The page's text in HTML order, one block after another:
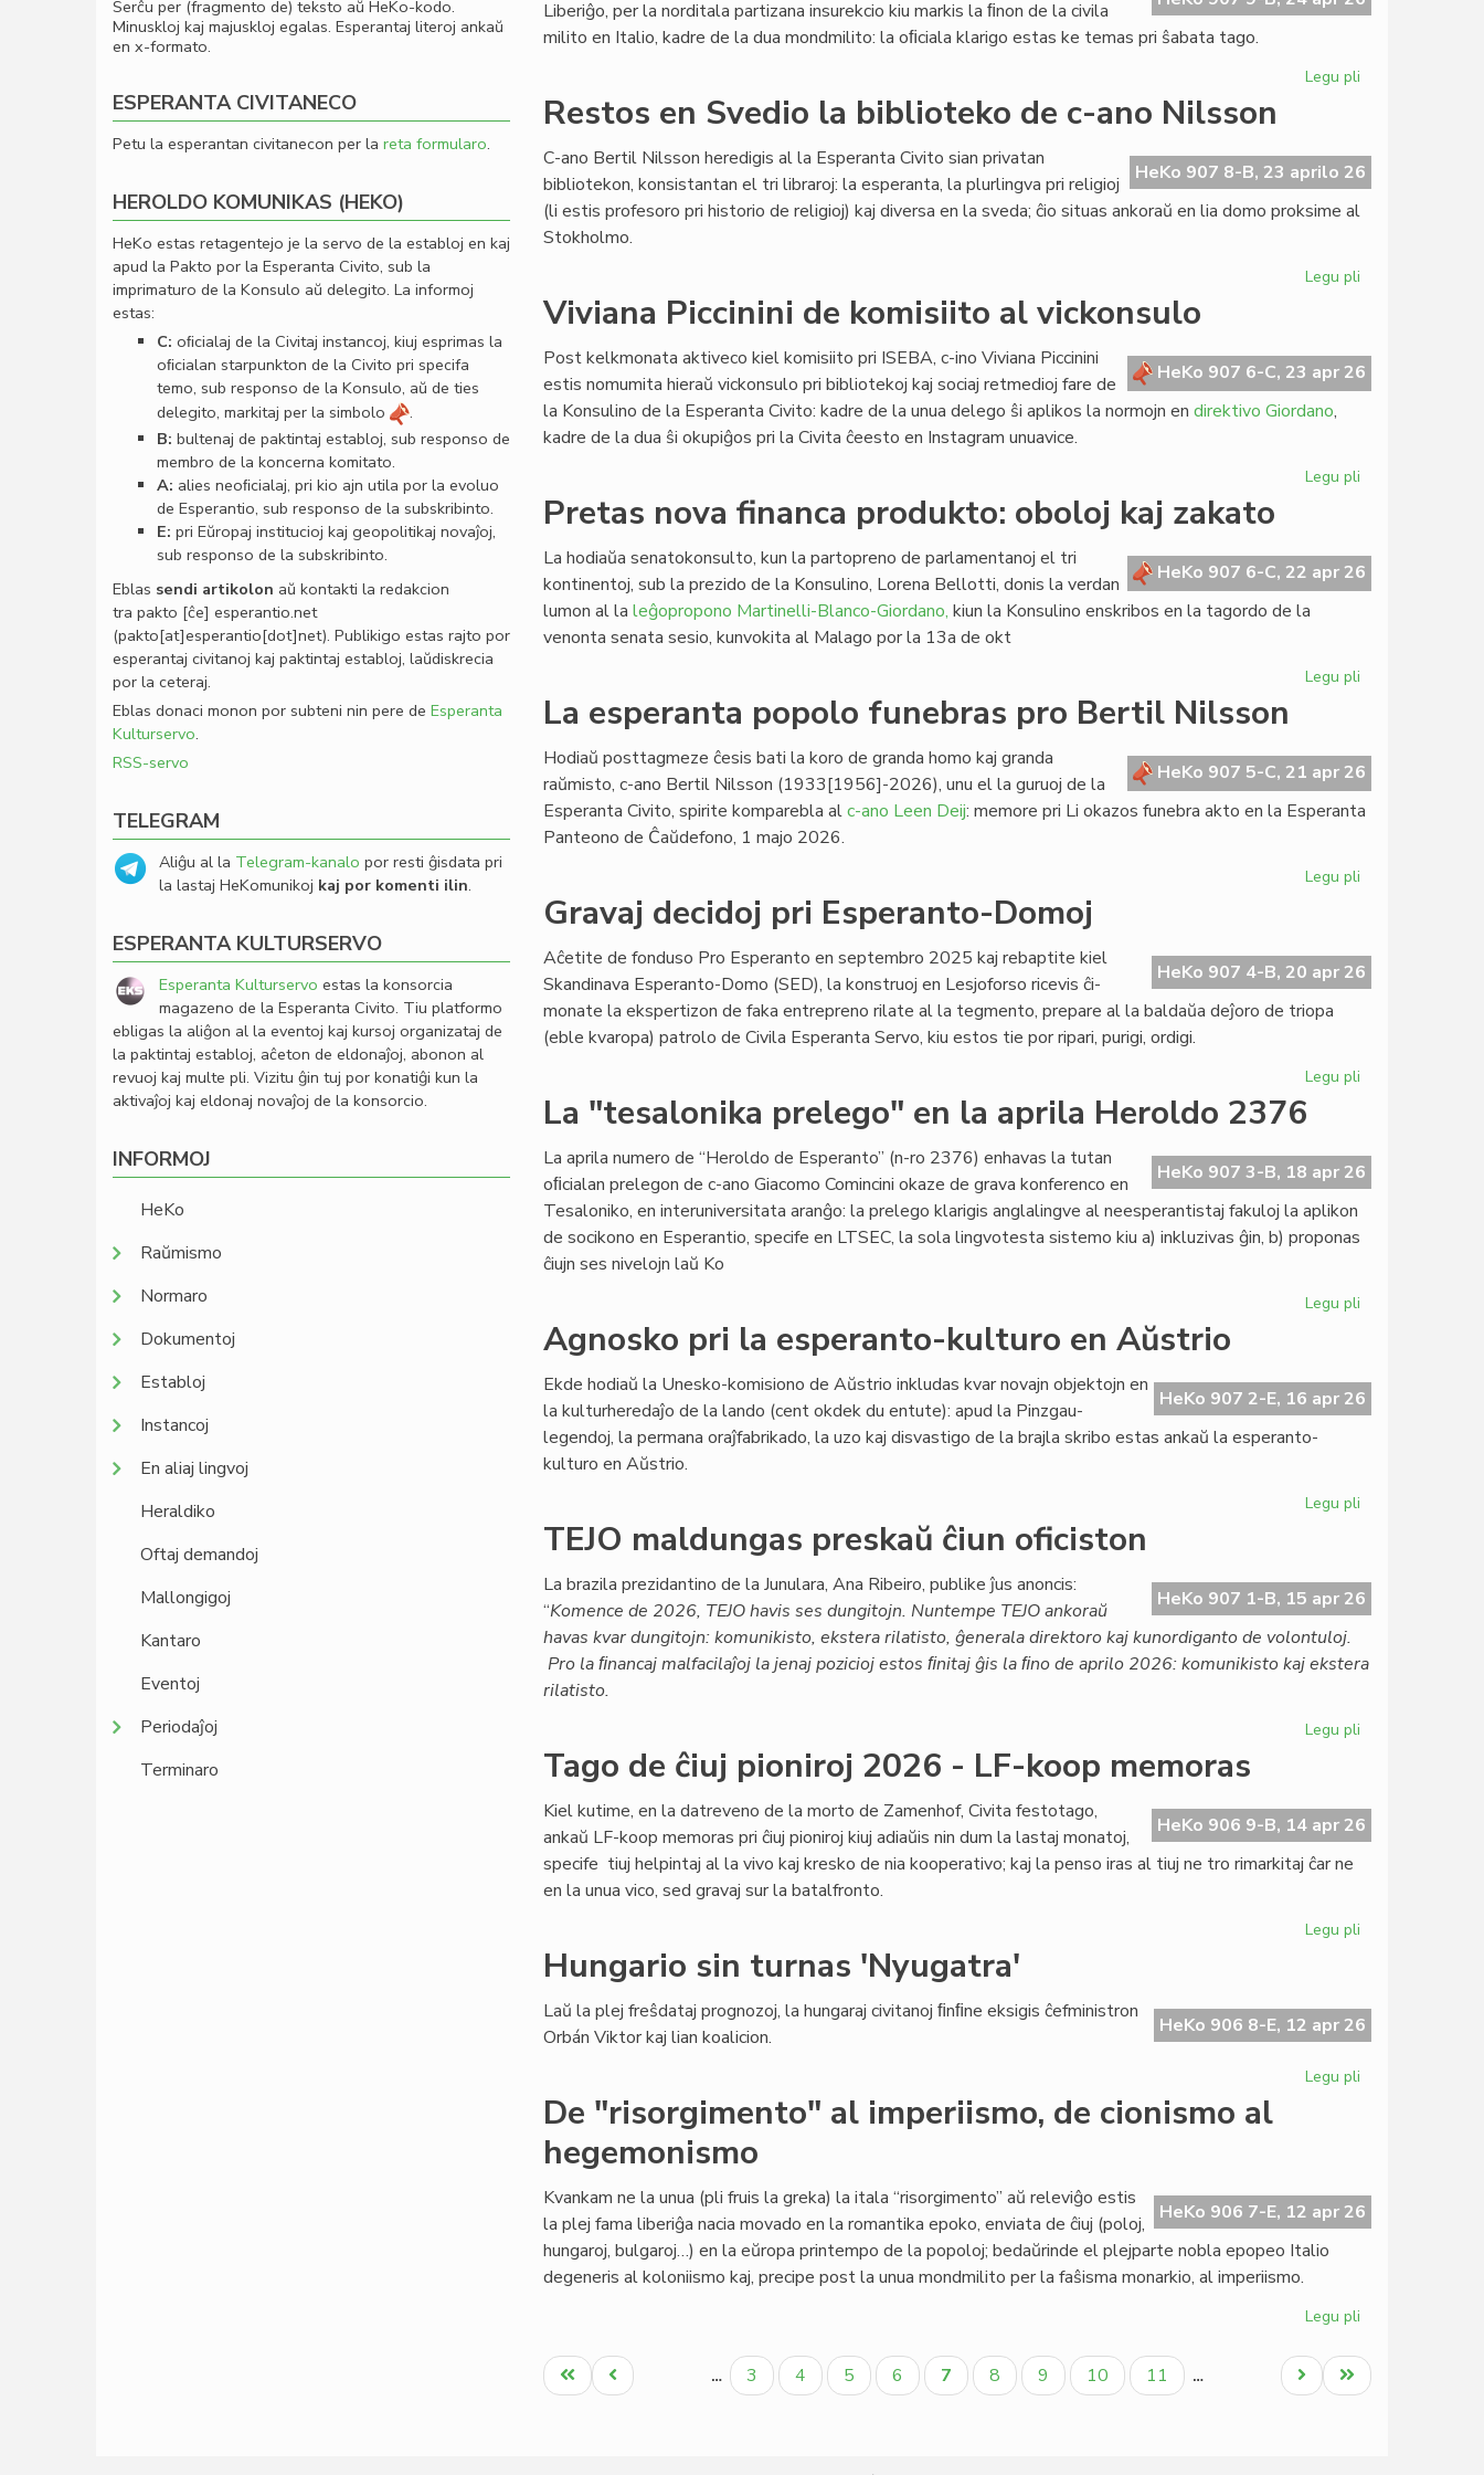
Liberiĝo, per la norditala partizana insurekcio kiu markis la ﬁnon de la civila
milito en Italio, kadre de la dua mondmilito: la oﬁciala klarigo estas ke temas pri ŝabata tago.
Legu pli
la
festo
Restos en Svedio la biblioteko de c-ano Nilsson
HeKo 907 8-B, 23 aprilo 26
C-ano Bertil Nilsson heredigis al la Esperanta Civito sian privatan
bibliotekon, konsistantan el tri libraroj: la esperanta, la plurlingva pri religioj
(li estis profesoro pri historio de religioj) kaj diversa en la sveda; ĉio situas ankoraŭ en lia domo proksime al
Stokholmo.
Legu pli
la
biblioteko
Viviana Piccinini de komisiito al vickonsulo
HeKo 907 6-C, 23 apr 26
Post kelkmonata aktiveco kiel komisiito pri ISEBA, c-ino Viviana Piccinini
estis nomumita hieraŭ vickonsulo pri bibliotekoj kaj sociaj retmedioj fare de
la Konsulino de la Esperanta Civito: kadre de la unua delego ŝi aplikos la normojn en direktivo Giordano,
kadre de la dua ŝi okupiĝos pri la Civita ĉeesto en Instagram unuavice.
Legu pli
komisiito
al
Pretas nova financa produkto: oboloj kaj zakato
HeKo 907 6-C, 22 apr 26
La hodiaŭa senatokonsulto, kun la partopreno de parlamentanoj el tri
kontinentoj, sub la prezido de la Konsulino, Lorena Bellotti, donis la verdan
lumon al la leĝopropono Martinelli-Blanco-Giordano, kiun la Konsulino enskribos en la tagordo de la
venonta senata sesio, kunvokita al Malago por la 13a de okt
Legu pli
produkto:
oboloj
kaj
La esperanta popolo funebras pro Bertil Nilsson
HeKo 907 5-C, 21 apr 26
Hodiaŭ posttagmeze ĉesis bati la koro de granda homo kaj granda
raŭmisto, c-ano Bertil Nilsson (1933[1956]-2026), unu el la guruoj de la
Esperanta Civito, spirite komparebla alc-ano Leen Deij: memore pri Li okazos funebra akto en la Esperanta
Panteono de Ĉaŭdefono, 1 majo 2026.
Legu pli
funebras
pro
Gravaj decidoj pri Esperanto-Domoj
HeKo 907 4-B, 20 apr 26
Aĉetite de fonduso Pro Esperanto en septembro 2025 kaj rebaptite kiel
Skandinava Esperanto-Domo (SED), la konstruoj en Lesjoforso ricevis ĉi-
monate la ekspertizon de faka entrepreno rilate al la tegmento, prepare al la baldaŭa deĵoro de triopa
(eble kvaropa) patrolo de Civila Esperanta Servo, kiu estos tie por ripari, purigi, ordigi.
Legu pli
Esperanto-
Domoj
La "tesalonika prelego" en la aprila Heroldo 2376
HeKo 907 3-B, 18 apr 26
La aprila numero de “Heroldo de Esperanto” (n-ro 2376) enhavas la tutan
oﬁcialan prelegon de c-ano Giacomo Comincini okaze de grava konferenco en
Tesaloniko, en interuniversitata aranĝo: la prelego klarigis anglalingve al neesperantistaj fakuloj la aplikon
de socikono en Esperantio, specife en LTSEC, la sola lingvotesta sistemo kiu a) inkluzivas ĝin, b) proponas
ĉiujn ses nivelojn laŭ Ko
Legu pli
en
la
Agnosko pri la esperanto-kulturo en Aŭstrio
HeKo 907 2-E, 16 apr 26
Ekde hodiaŭ la Unesko-komisiono de Aŭstrio inkludas kvar novajn objektojn en
la kulturheredaĵo de la lando (cent okdek du entute): apud la Pinzgau-
legendoj, la permana oraĵfabrikado, la uzo kaj disvastigo de la brajla skribo estas ankaŭ la esperanto-
kulturo en Aŭstrio.
Legu pli
esperanto-
kulturo
Aŭstrio
TEJO maldungas preskaŭ ĉiun oficiston
HeKo 907 1-B, 15 apr 26
La brazila prezidantino de la Junulara, Ana Ribeiro, publike ĵus anoncis:
“Komence de 2026, TEJO havis ses dungitojn. Nuntempe TEJO ankoraŭ
havas kvar dungitojn: komunikisto, ekstera rilatisto, ĝenerala direktoro kaj kunordiganto de volontuloj.
Pro la ﬁnancaj malfacilaĵoj la jenaj pozicioj estos ﬁnitaj ĝis la ﬁno de aprilo 2026: komunikisto kaj ekstera
rilatisto.
Legu pli
ĉiun
oficiston
Tago de ĉiuj pioniroj 2026 - LF-koop memoras
HeKo 906 9-B, 14 apr 26
Kiel kutime, en la datreveno de la morto de Zamenhof, Civita festotago,
ankaŭ LF-koop memoras pri ĉiuj pioniroj kiuj adiaŭis nin dum la lastaj monatoj,
specife tiuj helpintaj al la vivo kaj kresko de nia kooperativo; kaj la penso iras al tiuj ne tro rimarkitaj ĉar ne
en la unua vico, sed gravaj sur la batalfronto.
Legu pli
pioniroj
2026
Hungario sin turnas 'Nyugatra'
HeKo 906 8-E, 12 apr 26
Laŭ la plej freŝdataj prognozoj, la hungaraj civitanoj ﬁnﬁne eksigis ĉefministron
Orbán Viktor kaj lian koalicion.
Legu pli
De "risorgimento" al imperiismo, de cionismo al
hegemonismo
HeKo 906 7-E, 12 apr 26
Kvankam ne la unua (pli fruis la greka) la itala “risorgimento” aŭ releviĝo estis
la plej fama liberiĝa nacia movado en la romantika epoko, enviata de ĉiuj (poloj,
hungaroj, bulgaroj…) en la eŭropa printempo de la popoloj; bedaŭrinde el plejparte nobla epopeo Italio
degeneris al koloniismo kaj, precipe post la unua mondmilito per la faŝisma monarkio, al imperiismo.
Legu pli
"risorgimento"
al
Pagination
Unua
paĝo
Antaŭa
paĝo
… Paĝo
3 Paĝo
4 Paĝo
5 Paĝo
6
Aktuala
paĝo
7 Paĝo
8 Paĝo
9 Paĝo
10 Paĝo
11 …
Last
page
Next
page
Serĉu per (fragmento de) teksto aŭ HeKo-kodo.
Minuskloj kaj majuskloj egalas. Esperantaj literoj ankaŭ
en x-formato.
ESPERANTA CIVITANECO
Petu la esperantan civitanecon per la reta formularo.
HEROLDO KOMUNIKAS (HEKO)
HeKo estas retagentejo je la servo de la establoj en kaj
apud la Pakto por la Esperanta Civito, sub la
imprimaturo de la Konsulo aŭ delegito. La informoj
estas:
C: oﬁcialaj de la Civitaj instancoj, kiuj esprimas la
oﬁcialan starpunkton de la Civito pri specifa
temo, sub responso de la Konsulo, aŭ de ties
delegito, markitaj per la simbolo
.
B: bultenaj de paktintaj establoj, sub responso de
membro de la koncerna komitato.
A: alies neoﬁcialaj, pri kio ajn utila por la evoluo
de Esperantio, sub responso de la subskribinto.
E: pri Eŭropaj institucioj kaj geopolitikaj novaĵoj,
sub responso de la subskribinto.
Eblas sendi artikolon aŭ kontakti la redakcion
tra pakto [ĉe] esperantio.net
(pakto[at]esperantio[dot]net). Publikigo estas rajto por
esperantaj civitanoj kaj paktintaj establoj, laŭdiskrecia
por la ceteraj.
Eblas donaci monon por subteni nin pere de Esperanta
Kulturservo.
RSS-servo
TELEGRAM
Aliĝu al la Telegram-kanalo por resti ĝisdata pri
la lastaj HeKomunikoj kaj por komenti ilin.
ESPERANTA KULTURSERVO
Esperanta Kulturservo estas la konsorcia
magazeno de la Esperanta Civito. Tiu platformo
ebligas la aliĝon al la eventoj kaj kursoj organizataj de
la paktintaj establoj, aĉeton de eldonaĵoj, abonon al
revuoj kaj multe pli. Vizitu ĝin tuj por konatiĝi kun la
aktivaĵoj kaj eldonaj novaĵoj de la konsorcio.
INFORMOJ
HeKo
Raŭmismo
Normaro
Dokumentoj
Establoj
Instancoj
En aliaj lingvoj
Heraldiko
Oftaj demandoj
Mallongigoj
Kantaro
Eventoj
Periodaĵoj
Terminaro